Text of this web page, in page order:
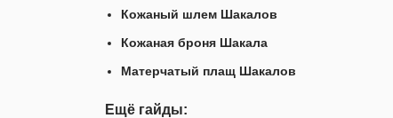
Кожаный шлем Шакалов
Кожаная броня Шакала
Матерчатый плащ Шакалов
Ещё гайды: